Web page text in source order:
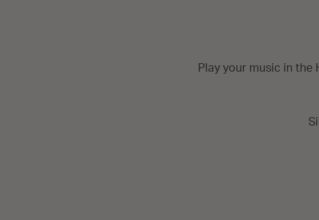
Play your music in